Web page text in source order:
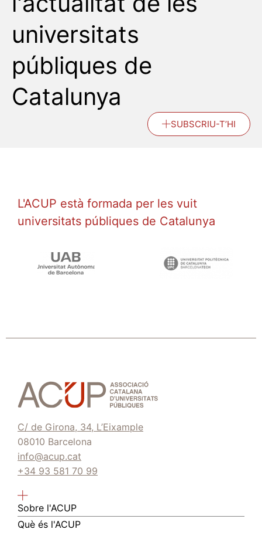
universitats
públiques de
Catalunya
SUBSCRIU-T’HI
L'ACUP està formada per les vuit
universitats públiques de Catalunya
C/ de Girona, 34, L’Eixample
08010 Barcelona
info@acup.cat
+34 93 581 70 99
Sobre l'ACUP
Què és l'ACUP